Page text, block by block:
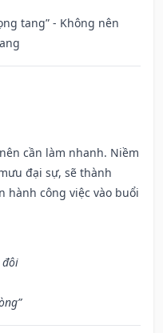
tang” - Không nên
cần làm nhanh. Niềm
đại sự, sẽ thành
hành công việc vào buổi
đôi